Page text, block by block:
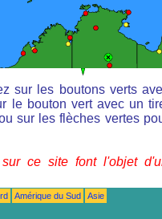
sur les boutons verts
le bouton vert avec un
sur les flèches vertes
ce site font l'objet
Amérique du Sud
Asie